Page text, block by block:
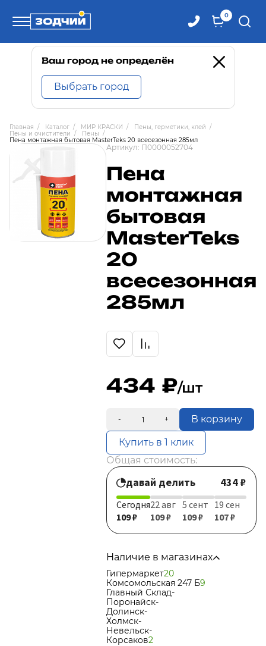
0
Телефоны
8 800 100-71-71
8 (4242) 30-00-27
8 (4242) 30-00-72
Ваш город не определён
Выбрать город
Главная / Каталог / МИР КРАСКИ / Пены, герметики, клей /
Пены и очистители / Пены /
Пена монтажная бытовая MasterTeks 20 всесезонная 285мл
Артикул: П0000052704
Пена
монтажная
бытовая
MasterTeks
20
всесезонная
285мл
434 /шт
- + В корзину
Купить в 1 клик
Общая стоимость:
давай делить 434 ₽
Сегодня
109 ₽
22 авг
109 ₽
5 сент
109 ₽
19 сен
107 ₽
Наличие в магазинах
Гипермаркет20
Комсомольская 247 Б9
Главный Склад-
Поронайск-
Долинск-
Холмск-
Невельск-
Корсаков2